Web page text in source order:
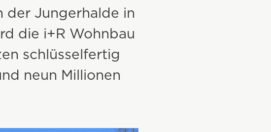
Gewerbe- und Industriebau
Wohnungsbau
Kommunalbau
der Jungerhalde in
die i+R Wohnbau
schlüsselfertig
neun Millionen